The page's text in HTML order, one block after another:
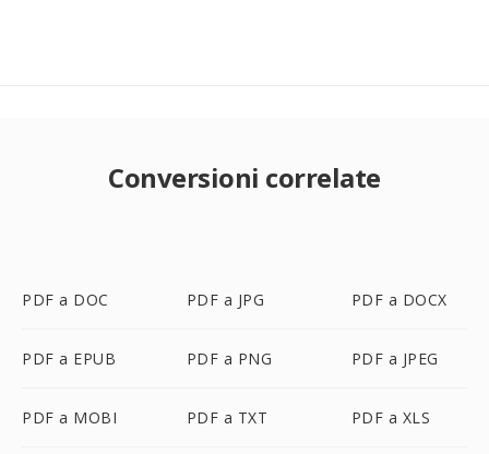
Conversioni correlate
PDF a DOC PDF a JPG PDF a DOCX
PDF a EPUB PDF a PNG PDF a JPEG
PDF a MOBI PDF a TXT PDF a XLS